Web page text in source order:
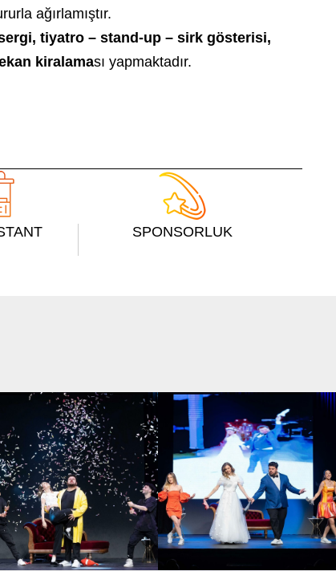
ağırlamıştır.
tiyatro – stand-up – sirk gösterisi,
kiralaması yapmaktadır.
SPONSORLUK